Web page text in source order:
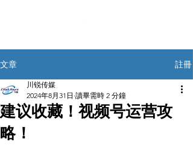
文章 註冊
建议收藏！视频号运营攻
略！
川锐传媒
2024年8月31日 讀畢需時 2 分鐘